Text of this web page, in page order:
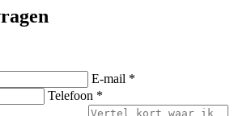
E-mail *
Telefoon *